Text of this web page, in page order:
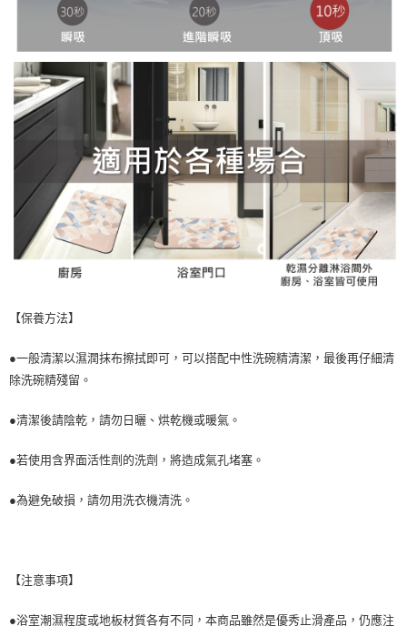
【保養方法】
●一般清潔以濕潤抹布擦拭即可，可以搭配中性洗碗精清潔，最後再仔細清
除洗碗精殘留。
●清潔後請陰乾，請勿日曬、烘乾機或暖氣。
●若使用含界面活性劑的洗劑，將造成氣孔堵塞。
●為避免破損，請勿用洗衣機清洗。
【注意事項】
●浴室潮濕程度或地板材質各有不同，本商品雖然是優秀止滑產品，仍應注